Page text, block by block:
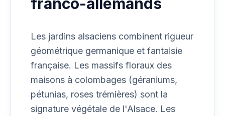
Les jardins alsaciens combinent rigueur
géométrique germanique et fantaisie
française. Les massifs floraux des
maisons à colombages (géraniums,
pétunias, roses trémières) sont la
signature végétale de l'Alsace. Les